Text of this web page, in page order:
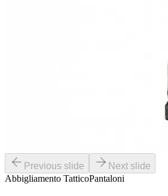
Previous slide
Next slide
Abbigliamento TatticoPantaloni